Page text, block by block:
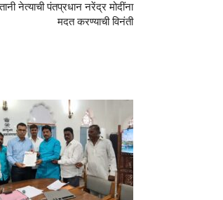
नेत्याची पंतप्रधान नरेंद्र मोदींना
मदत करण्याची विनंती